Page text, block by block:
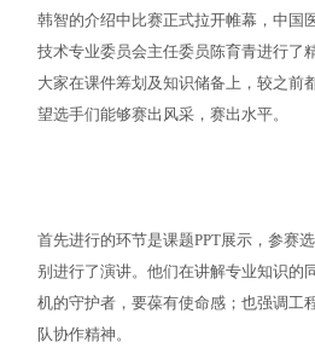
韩智的介绍中比赛正式拉开帷幕，中国
技术专业委员会主任委员陈育青进行了
大家在课件筹划及知识储备上，较之前
望选手们能够赛出风采，赛出水平。
首先进行的环节是课题PPT展示，参赛
别进行了演讲。他们在讲解专业知识的
机的守护者，要葆有使命感；也强调工
队协作精神。